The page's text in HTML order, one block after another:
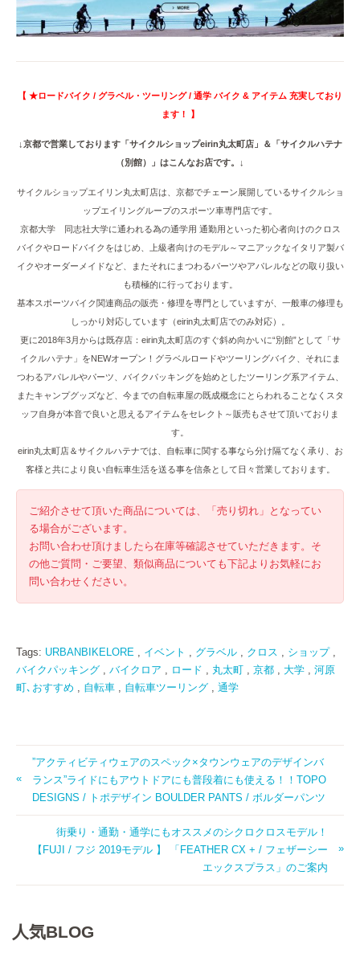
【 ★ロードバイク / グラベル・ツーリング / 通学 バイク & アイテム 充実しており
ます！ 】
↓京都で営業しております「サイクルショップeirin丸太町店」＆「サイクルハテナ
（別館）」はこんなお店です。↓
サイクルショップエイリン丸太町店は、京都でチェーン展開しているサイクルショ
ップエイリングループのスポーツ車専門店です。
京都大学 同志社大学に通われる為の通学用 通勤用といった初心者向けのクロス
バイクやロードバイクをはじめ、上級者向けのモデル～マニアックなイタリア製バ
イクやオーダーメイドなど、またそれにまつわるパーツやアパレルなどの取り扱い
も積極的に行っております。
基本スポーツバイク関連商品の販売・修理を専門としていますが、一般車の修理も
しっかり対応しています（eirin丸太町店でのみ対応）。
更に2018年3月からは既存店：eirin丸太町店のすぐ斜め向かいに“別館”として「サ
イクルハテナ」をNEWオープン！グラベルロードやツーリングバイク、それにま
つわるアパレルやパーツ、バイクパッキングを始めとしたツーリング系アイテム、
またキャンプグッズなど、今までの自転車屋の既成概念にとらわれることなくスタ
ッフ自身が本音で良いと思えるアイテムをセレクト～販売もさせて頂いておりま
す。
eirin丸太町店＆サイクルハテナでは、自転車に関する事なら分け隔てなく承り、お
客様と共により良い自転車生活を送る事を信条として日々営業しております。
ご紹介させて頂いた商品については、「売り切れ」となってい
る場合がございます。
お問い合わせ頂けましたら在庫等確認させていただきます。そ
の他ご質問・ご要望、類似商品についても下記よりお気軽にお
問い合わせください。
Tags: URBANBIKELORE , イベント , グラベル , クロス , ショップ,
バイクパッキング , バイクロア , ロード , 丸太町 , 京都 , 大学 , 河原
町､おすすめ , 自転車 , 自転車ツーリング , 通学
”アクティビティウェアのスペック×タウンウェアのデザインバ
ランス”ライドにもアウトドアにも普段着にも使える！！TOPO
DESIGNS / トポデザイン BOULDER PANTS / ボルダーパンツ
街乗り・通勤・通学にもオススメのシクロクロスモデル！
【FUJI / フジ 2019モデル 】 「FEATHER CX + / フェザーシー
エックスプラス」のご案内
人気BLOG